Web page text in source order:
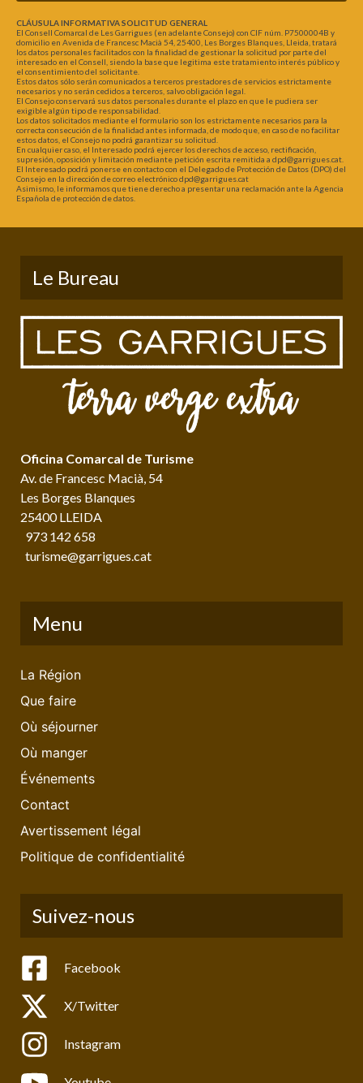
CLÁUSULA INFORMATIVA SOLICITUD GENERAL
El Consell Comarcal de Les Garrigues (en adelante Consejo) con CIF núm. P7500004B y
domicilio en Avenida de Francesc Macià 54, 25400, Les Borges Blanques, Lleida, tratará
los datos personales facilitados con la finalidad de gestionar la solicitud por parte del
interesado en el Consell, siendo la base que legitima este tratamiento interés público y
el consentimiento del solicitante.
Estos datos sólo serán comunicados a terceros prestadores de servicios estrictamente
necesarios y no serán cedidos a terceros, salvo obligación legal.
El Consejo conservará sus datos personales durante el plazo en que le pudiera ser
exigible algún tipo de responsabilidad.
Los datos solicitados mediante el formulario son los estrictamente necesarios para la
correcta consecución de la finalidad antes informada, de modo que, en caso de no facilitar
estos datos, el Consejo no podrá garantizar su solicitud.
En cualquier caso, el Interesado podrá ejercer los derechos de acceso, rectificación,
supresión, oposición y limitación mediante petición escrita remitida a dpd@garrigues.cat.
El Interesado podrá ponerse en contacto con el Delegado de Protección de Datos (DPO) del
Consejo en la dirección de correo electrónico dpd@garrigues.cat
Asimismo, le informamos que tiene derecho a presentar una reclamación ante la Agencia
Española de protección de datos.
Le Bureau
Oficina Comarcal de Turisme
Av. de Francesc Macià, 54
Les Borges Blanques
25400 LLEIDA
973 142 658
turisme@garrigues.cat
Menu
La Région
Que faire
Où séjourner
Où manger
Événements
Contact
Avertissement légal
Politique de confidentialité
Suivez-nous
Facebook
X/Twitter
Instagram